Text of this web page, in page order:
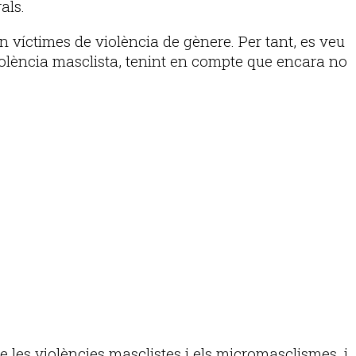
víctimes de violència de gènere. Per tant, es veu
masclista, tenint en compte que encara no